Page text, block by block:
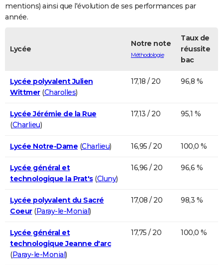
FORUM
mentions) ainsi que l'évolution de ses performances par
année.
Lycée
Notre note
Méthodologie
Taux de
réussite
bac
Lycée polyvalent Julien
Wittmer(Charolles)
17,18 / 20 96,8 %
Lycée Jérémie de la Rue
(Charlieu)
17,13 / 20 95,1 %
Lycée Notre-Dame (Charlieu) 16,95 / 20 100,0 %
Lycée général et
technologique la Prat's(Cluny)
16,96 / 20 96,6 %
Lycée polyvalent du Sacré
Coeur(Paray-le-Monial)
17,08 / 20 98,3 %
Lycée général et
technologique Jeanne d'arc
(Paray-le-Monial)
17,75 / 20 100,0 %